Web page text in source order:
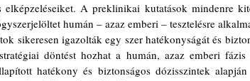
elképzeléseiket. A preklinikai kutatások mindenre
humán – azaz emberi – tesztelésre
sikeresen igazolták egy szer hatékonyságát és
döntést hozhat a humán, azaz emberi
hatékony és biztonságos dózisszintek